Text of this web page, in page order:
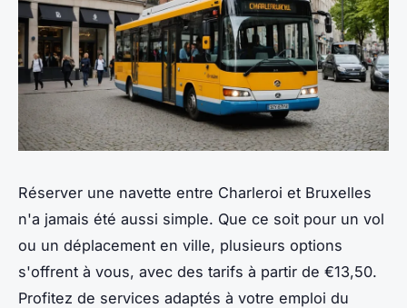
Réserver une navette entre Charleroi et Bruxelles
n'a jamais été aussi simple. Que ce soit pour un vol
ou un déplacement en ville, plusieurs options
s'offrent à vous, avec des tarifs à partir de €13,50.
Profitez de services adaptés à votre emploi du